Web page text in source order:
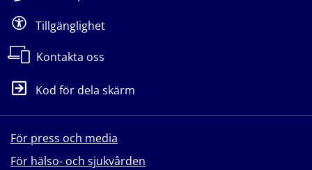
Tillgänglighet
Kontakta oss
Kod för dela skärm
För press och media
För hälso- och sjukvården